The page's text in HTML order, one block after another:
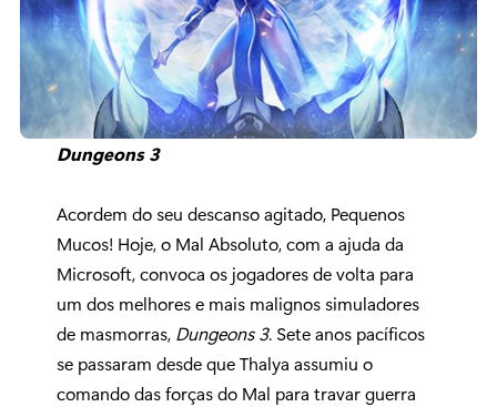
Dungeons 3
Acordem do seu descanso agitado, Pequenos
Mucos! Hoje, o Mal Absoluto, com a ajuda da
Microsoft, convoca os jogadores de volta para
um dos melhores e mais malignos simuladores
de masmorras, Dungeons 3. Sete anos pacíficos
se passaram desde que Thalya assumiu o
comando das forças do Mal para travar guerra